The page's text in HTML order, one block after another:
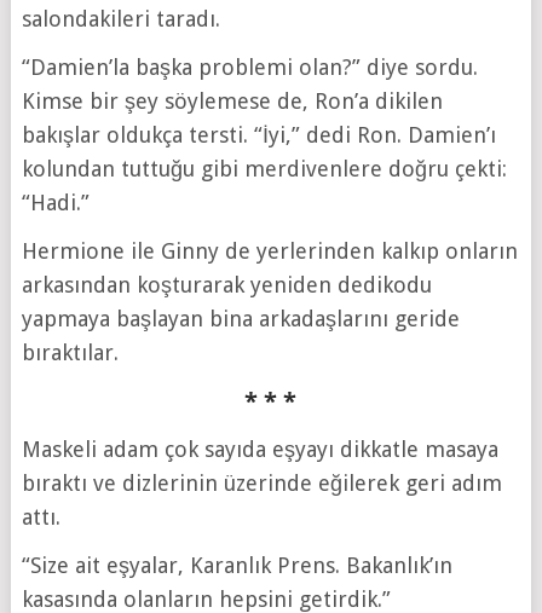
salondakileri taradı.
“Damien’la başka problemi olan?” diye sordu.
Kimse bir şey söylemese de, Ron’a dikilen
bakışlar oldukça tersti. “İyi,” dedi Ron. Damien’ı
kolundan tuttuğu gibi merdivenlere doğru çekti:
“Hadi.”
Hermione ile Ginny de yerlerinden kalkıp onların
arkasından koşturarak yeniden dedikodu
yapmaya başlayan bina arkadaşlarını geride
bıraktılar.
* * *
Maskeli adam çok sayıda eşyayı dikkatle masaya
bıraktı ve dizlerinin üzerinde eğilerek geri adım
attı.
“Size ait eşyalar, Karanlık Prens. Bakanlık’ın
kasasında olanların hepsini getirdik.”